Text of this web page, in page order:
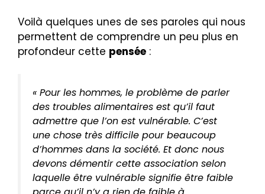
Voilà quelques unes de ses paroles qui nous
permettent de comprendre un peu plus en
profondeur cette pensée :
« Pour les hommes, le problème de parler
des troubles alimentaires est qu’il faut
admettre que l’on est vulnérable. C’est
une chose très difficile pour beaucoup
d’hommes dans la société. Et donc nous
devons démentir cette association selon
laquelle être vulnérable signifie être faible